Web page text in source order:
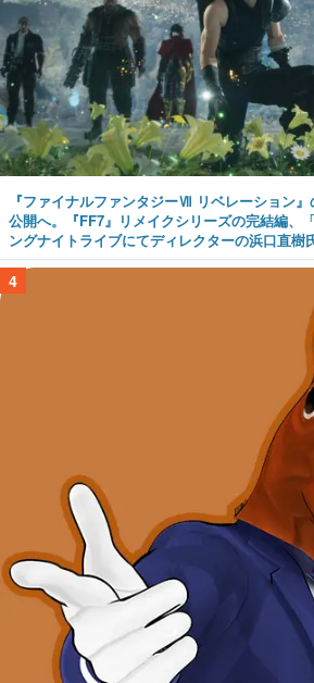
『ファイナルファンタジーⅦ リベレーション
公開へ。『FF7』リメイクシリーズの完結編、
ングナイトライブにてディレクターの浜口直樹
4